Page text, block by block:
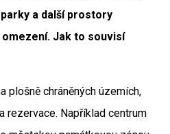
a další prostory
Jak to souvisí
plošně chráněných územích,
rezervace. Například centrum